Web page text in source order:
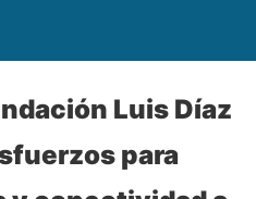
Luis Díaz
para